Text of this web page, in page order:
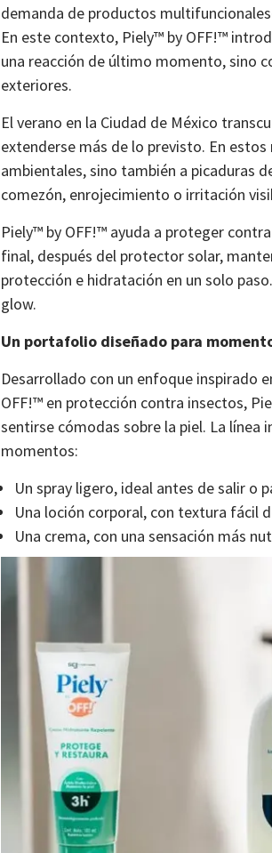
demanda de productos
En este contexto, Piely™ by OFF!™
una reacción de último momento, sino
exteriores.
El verano en la Ciudad de México
extenderse más de lo previsto. En
ambientales, sino también a picaduras
comezón, enrojecimiento o irritación
Piely™ by OFF!™ ayuda a proteger
final, después del protector solar,
protección e hidratación en un solo
glow.
Un portafolio diseñado para
Desarrollado con un enfoque inspirado
OFF!™ en protección contra insectos,
sentirse cómodas sobre la piel. La
momentos:
Un spray ligero, ideal antes de salir o
Una loción corporal, con textura fácil
Una crema, con una sensación más